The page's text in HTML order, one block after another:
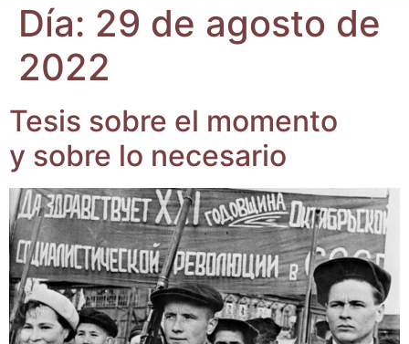
Día: 29 de agosto de
2022
Tesis sobre el momen­to
y sobre lo necesario